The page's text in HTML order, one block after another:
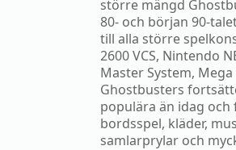
större mängd
80- och början 90-
till alla större
2600 VCS, Nintendo
Master System,
Ghostbusters
populära än idag och
bordsspel, kläder,
samlarprylar och